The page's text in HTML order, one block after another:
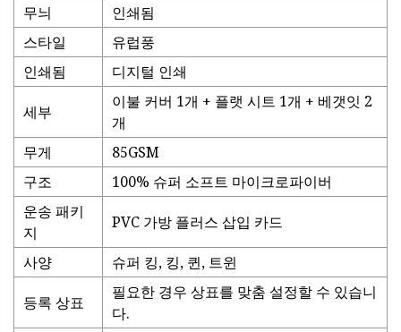
무늬
인쇄됨
스타일
유럽풍
인쇄됨
디지털 인쇄
세부
이불 커버 1개 + 플랫 시트 1개 + 베갯잇 2
개
무게
85GSM
구조
100% 슈퍼 소프트 마이크로파이버
운송 패키
지
PVC 가방 플러스 삽입 카드
사양 슈퍼 킹, 킹, 퀸, 트윈
등록 상표
필요한 경우 상표를 맞춤 설정할 수 있습니
다.